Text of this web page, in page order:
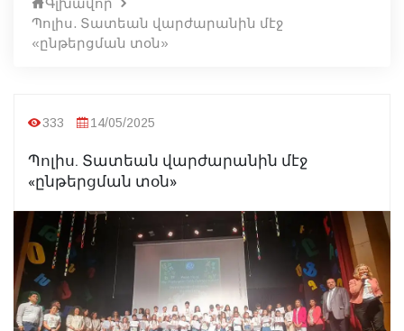
Պոլիս. Տատեան վարժարանին մէջ
«ընթերցման տօն»
333 14/05/2025
Պոլիս. Տատեան վարժարանին մէջ
«ընթերցման տօն»